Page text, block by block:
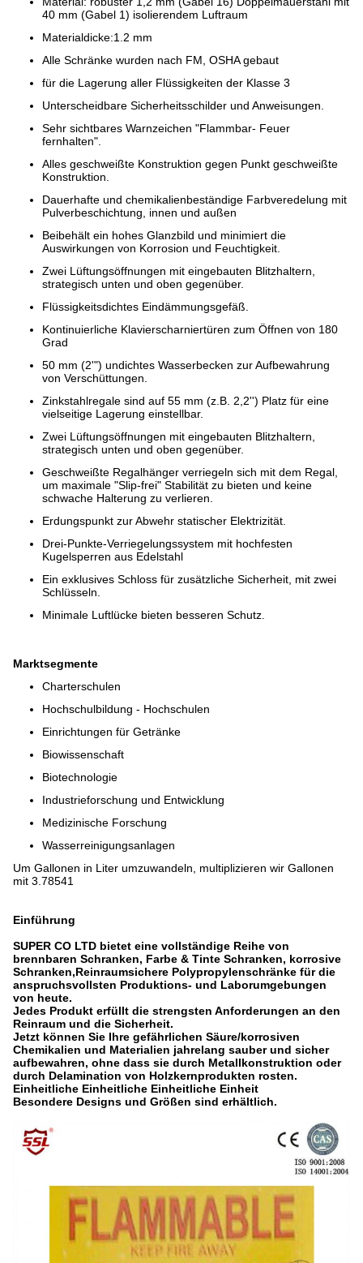
40 mm (Gabel 1) isolierendem Luftraum
Materialdicke:1.2 mm
Alle Schränke wurden nach FM, OSHA gebaut
für die Lagerung aller Flüssigkeiten der Klasse 3
Unterscheidbare Sicherheitsschilder und Anweisungen.
Sehr sichtbares Warnzeichen "Flammbar- Feuer
fernhalten".
Alles geschweißte Konstruktion gegen Punkt geschweißte
Konstruktion.
Dauerhafte und chemikalienbeständige Farbveredelung mit
Pulverbeschichtung, innen und außen
Beibehält ein hohes Glanzbild und minimiert die
Auswirkungen von Korrosion und Feuchtigkeit.
Zwei Lüftungsöffnungen mit eingebauten Blitzhaltern,
strategisch unten und oben gegenüber.
Flüssigkeitsdichtes Eindämmungsgefäß.
Kontinuierliche Klavierscharniertüren zum Öffnen von 180
Grad
50 mm (2'") undichtes Wasserbecken zur Aufbewahrung
von Verschüttungen.
Zinkstahlregale sind auf 55 mm (z.B. 2,2'') Platz für eine
vielseitige Lagerung einstellbar.
Zwei Lüftungsöffnungen mit eingebauten Blitzhaltern,
strategisch unten und oben gegenüber.
Geschweißte Regalhänger verriegeln sich mit dem Regal,
um maximale "Slip-frei" Stabilität zu bieten und keine
schwache Halterung zu verlieren.
Erdungspunkt zur Abwehr statischer Elektrizität.
Drei-Punkte-Verriegelungssystem mit hochfesten
Kugelsperren aus Edelstahl
Ein exklusives Schloss für zusätzliche Sicherheit, mit zwei
Schlüsseln.
Minimale Luftlücke bieten besseren Schutz.
Marktsegmente
Charterschulen
Hochschulbildung - Hochschulen
Einrichtungen für Getränke
Biowissenschaft
Biotechnologie
Industrieforschung und Entwicklung
Medizinische Forschung
Wasserreinigungsanlagen
Um Gallonen in Liter umzuwandeln, multiplizieren wir Gallonen
mit 3.78541
Einführung
SUPER CO LTD bietet eine vollständige Reihe von
brennbaren Schranken, Farbe & Tinte Schranken, korrosive
Schranken,Reinraumsichere Polypropylenschränke für die
anspruchsvollsten Produktions- und Laborumgebungen
von heute.
Jedes Produkt erfüllt die strengsten Anforderungen an den
Reinraum und die Sicherheit.
Jetzt können Sie Ihre gefährlichen Säure/korrosiven
Chemikalien und Materialien jahrelang sauber und sicher
aufbewahren, ohne dass sie durch Metallkonstruktion oder
durch Delamination von Holzkernprodukten rosten.
Einheitliche Einheitliche Einheitliche Einheit
Besondere Designs und Größen sind erhältlich.